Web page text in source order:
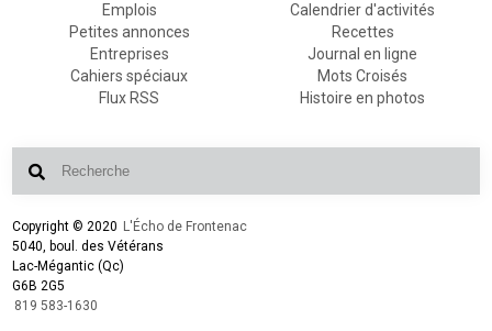
Emplois
Petites annonces
Entreprises
Cahiers spéciaux
Flux RSS
Calendrier d'activités
Recettes
Journal en ligne
Mots Croisés
Histoire en photos
Copyright © 2020 L'Écho de Frontenac
5040, boul. des Vétérans
Lac-Mégantic (Qc)
G6B 2G5
819 583-1630